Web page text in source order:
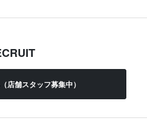
店舗スタッフ募集中）